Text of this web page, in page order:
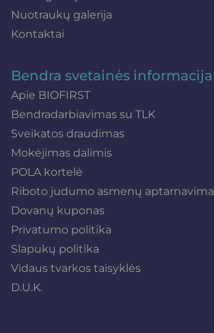
Nuotraukų galerija
Kontaktai
Bendra svetainės informacija
Apie BIOFIRST
Bendradarbiavimas su TLK
Sveikatos draudimas
Mokėjimas dalimis
POLA kortelė
Riboto judumo asmenų
Dovanų kuponas
Privatumo politika
Slapukų politika
Vidaus tvarkos taisyklės
D.U.K.